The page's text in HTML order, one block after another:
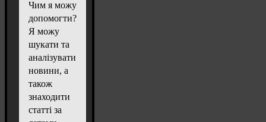
Чим я можу
допомогти?
Я можу
шукати та
аналізувати
новини, а
також
знаходити
статті за